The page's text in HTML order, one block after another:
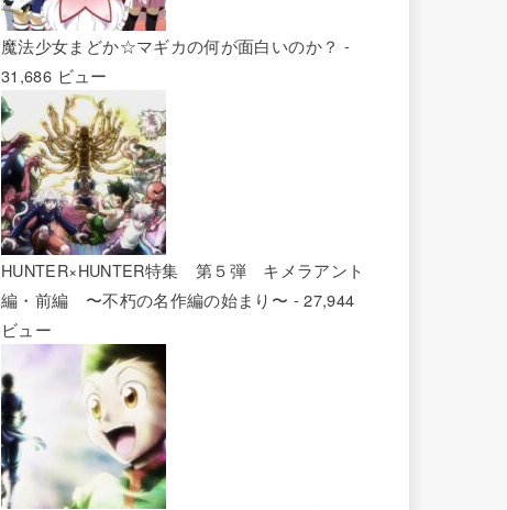
魔法少女まどか☆マギカの何が面白いのか？ -
31,686 ビュー
HUNTER×HUNTER特集 第５弾 キメラアント
編・前編 〜不朽の名作編の始まり〜 - 27,944
ビュー